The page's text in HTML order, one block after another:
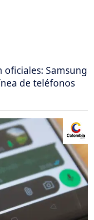
oficiales: Samsung
de teléfonos